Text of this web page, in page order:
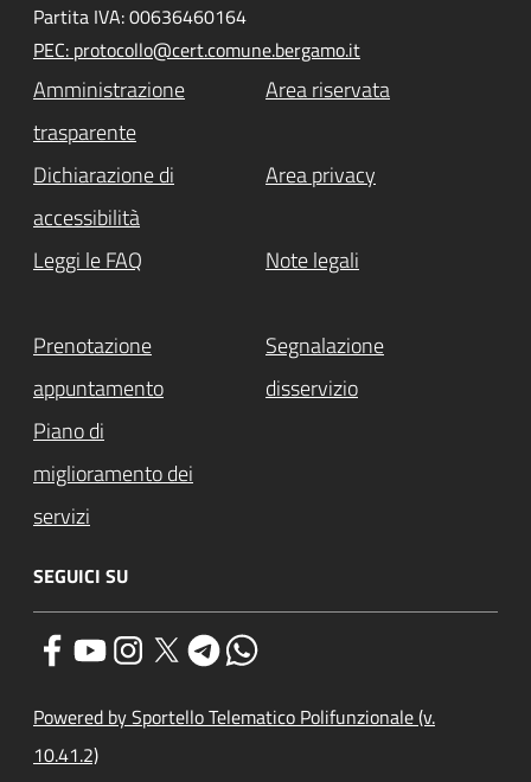
Partita IVA: 00636460164
PEC: protocollo@cert.comune.bergamo.it
Amministrazione
trasparente
Area riservata
Dichiarazione di
accessibilità
Area privacy
Leggi le FAQ Note legali
Prenotazione
appuntamento
Segnalazione
disservizio
Piano di
miglioramento dei
servizi
SEGUICI SU
Powered by Sportello Telematico Polifunzionale (v.
10.41.2)